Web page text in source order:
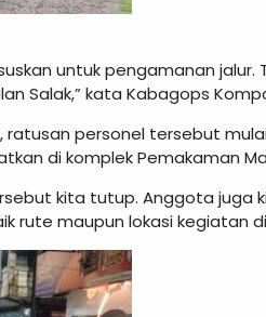
untuk pengamanan
Salak,” kata Kabagops
personel tersebut
di komplek Pemakaman
kita tutup. Anggota
rute maupun lokasi kegiatan